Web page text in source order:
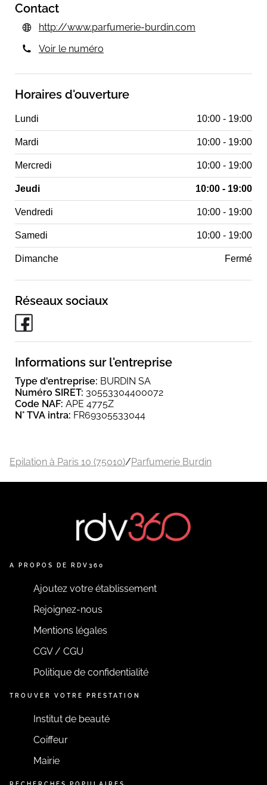
Contact
http://www.parfumerie-burdin.com
Voir le numéro
Horaires d'ouverture
Lundi 10:00 - 19:00
Mardi 10:00 - 19:00
Mercredi 10:00 - 19:00
Jeudi 10:00 - 19:00
Vendredi 10:00 - 19:00
Samedi 10:00 - 19:00
Dimanche Fermé
Réseaux sociaux
Informations sur l'entreprise
Type d'entreprise: BURDIN SA
Numéro SIRET: 30553304400072
Code NAF: APE 4775Z
N° TVA intra: FR69305533044
Epilation à Paris 10 (75010)/Parfumerie Burdin
A PROPOS DE RDV360
Ajoutez votre établissement
Rejoignez-nous
Mentions légales
CGV / CGU
Politique de confidentialité
TROUVER VOTRE PRESTATION
Institut de beauté
Coiffeur
Mairie